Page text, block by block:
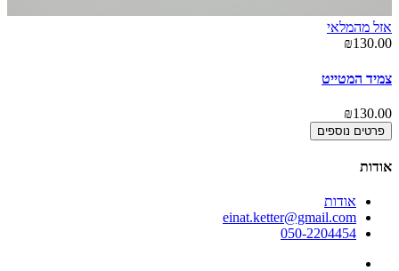
אזל מהמלאי
₪130.00
צמיד המטייט
₪130.00
פרטים נוספים
אודות
אודות
einat.ketter@gmail.com
050-2204454